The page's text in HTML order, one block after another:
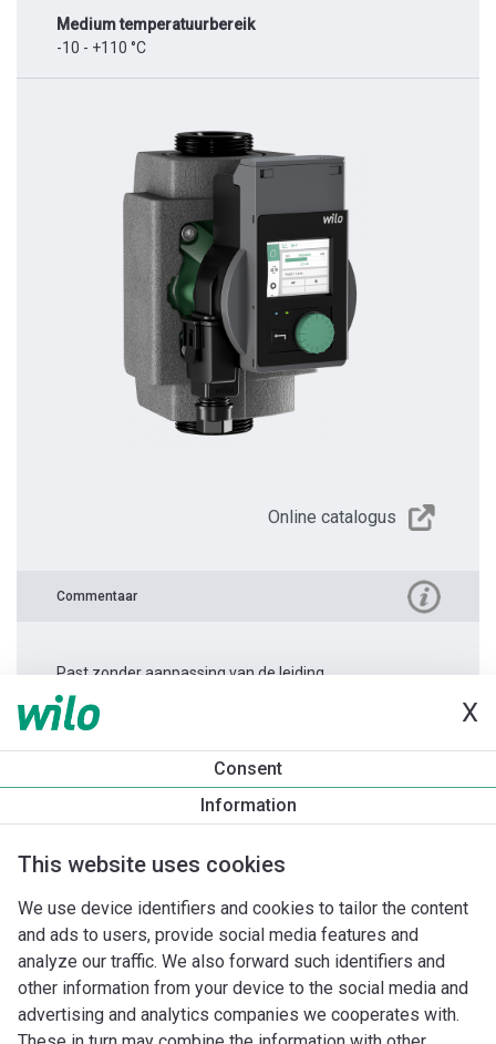
X
Consent
Information
This website uses cookies
We use device identifiers and cookies to tailor the content
and ads to users, provide social media features and
analyze our traffic. We also forward such identifiers and
other information from your device to the social media and
advertising and analytics companies we cooperates with.
Medium temperatuurbereik
-10 - +110 °C
Online catalogus
Commentaar
Past zonder aanpassing van de leiding.
Productinformatie
Stratos PICO 15/0,5-4 -130